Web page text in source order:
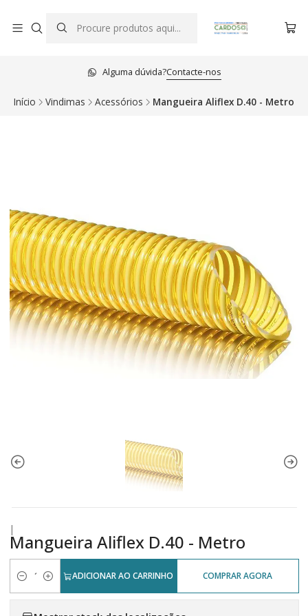
Alguma dúvida?Contacte-nos
Início Vindimas Acessórios Mangueira Aliflex D.40 - Metro
|
Mangueira Aliflex D.40 - Metro
Quantidade
ADICIONAR AO CARRINHO COMPRAR AGORA